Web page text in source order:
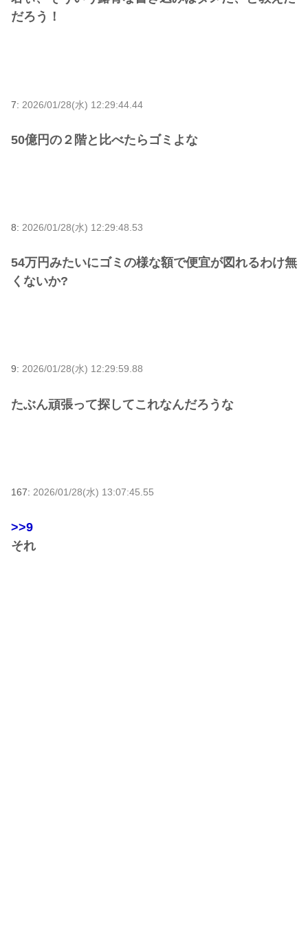
だろう！
7: 2026/01/28(水) 12:29:44.44
50億円の２階と比べたらゴミよな
8: 2026/01/28(水) 12:29:48.53
54万円みたいにゴミの様な額で便宜が図れるわけ無
くないか?
9: 2026/01/28(水) 12:29:59.88
たぶん頑張って探してこれなんだろうな
167: 2026/01/28(水) 13:07:45.55
>>9
それ